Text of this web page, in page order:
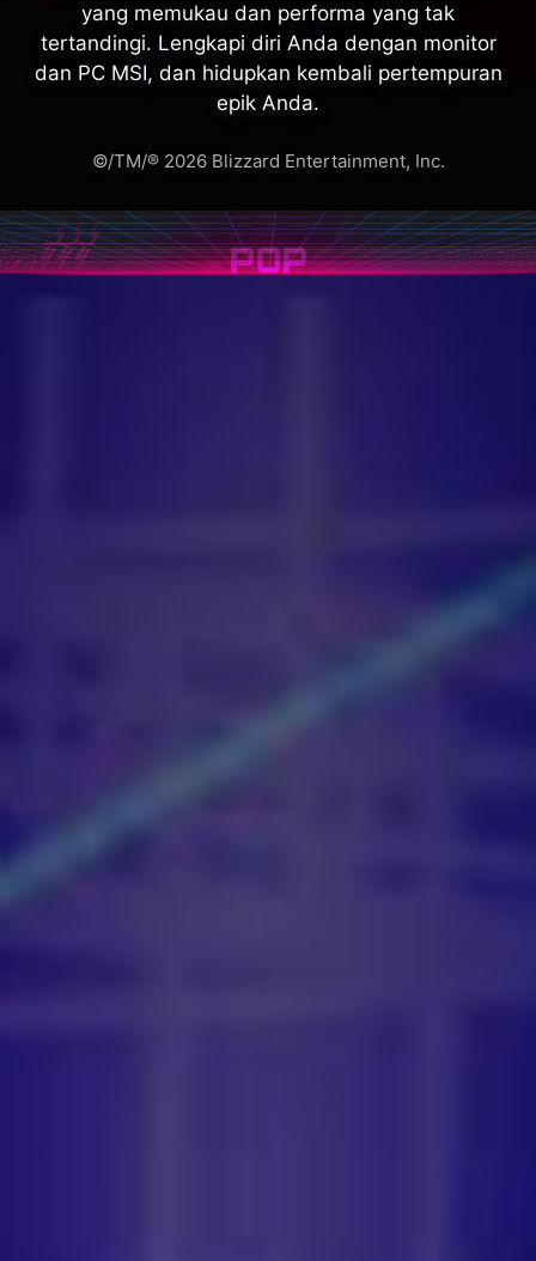
yang memukau dan performa yang tak
tertandingi. Lengkapi diri Anda dengan monitor
dan PC MSI, dan hidupkan kembali pertempuran
epik Anda.
©/TM/® 2026 Blizzard Entertainment, Inc.